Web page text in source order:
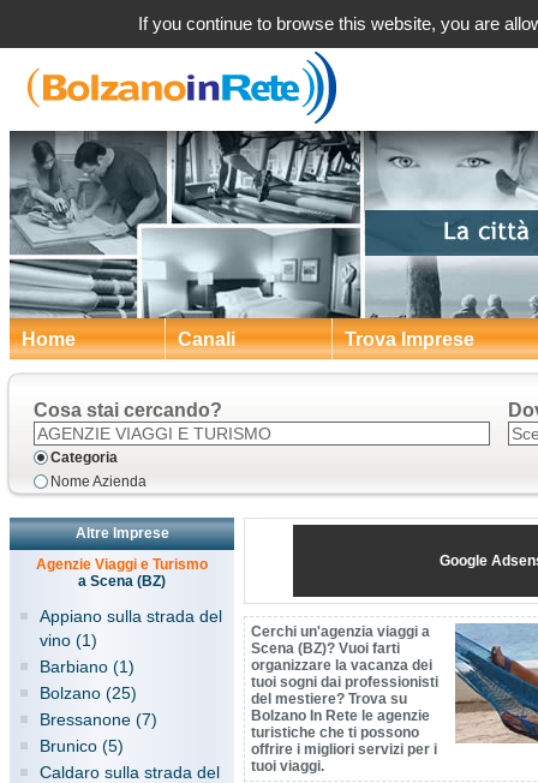
Home Canali Trova Imprese
Cosa stai cercando?
Categoria
Nome Azienda
Altre Imprese
Agenzie Viaggi e Turismo
a Scena (BZ)
Appiano sulla strada del
vino (1)
Barbiano (1)
Bolzano (25)
Bressanone (7)
Brunico (5)
Caldaro sulla strada del
Google
Cerchi un'agenzia viaggi a
Scena (BZ)? Vuoi farti
organizzare la vacanza dei
tuoi sogni dai professionisti
del mestiere? Trova su
Bolzano In Rete le agenzie
turistiche che ti possono
offrire i migliori servizi per i
tuoi viaggi.
If you continue to browse this website, you are